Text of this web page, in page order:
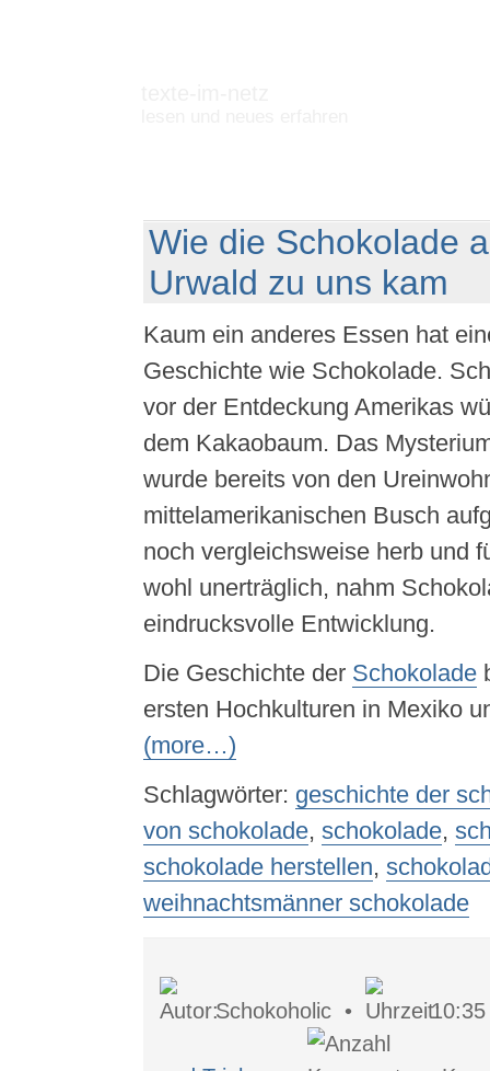
Wie die Schokolade
Urwald zu uns kam
Kaum ein anderes Essen hat
Geschichte wie Schokolade.
vor der Entdeckung Amerikas
dem Kakaobaum. Das
wurde bereits von den
mittelamerikanischen Busch
noch vergleichsweise herb und
wohl unerträglich, nahm
eindrucksvolle Entwicklung.
Die Geschichte der Schokolade
ersten Hochkulturen in Mexiko
(more…)
Schlagwörter: geschichte der
von schokolade, schokolade,
schokolade herstellen,
weihnachtsmänner schokolade
Schokoholic •